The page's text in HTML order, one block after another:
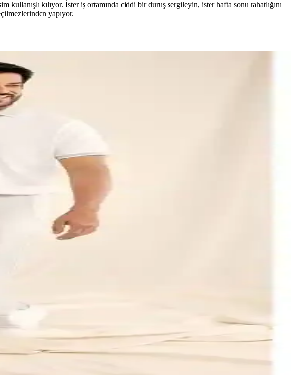
kılıyor. İster iş ortamında ciddi bir duruş sergileyin, ister hafta sonu rahatlığını
yapıyor.
hava koşullarına uygun giyim ipuçlarını sunuyor.
fonksiyonellik sunar. Geniş beden seçenekleriyle çeşitli vücut tiplerine uyum sağlar, çok
uygun şık ve rahat seçenekler sunar.
Dar kesim ve nefes alabilir kumaşıyla günlük ve spor kombinlere uyum sağlar.
kullanım ve etkinlik seviyeleri hakkında detaylar sunuyoruz.
ve dayanıklılık özellikleriyle her iki ürünün günlük kullanım performansı inceleniyor.
dayanıklılık özellikleri detaylı şekilde karşılaştırılıyor.
Her iki ürün de şık ve rahat, farklı özelliklerle öne çıkıyor.